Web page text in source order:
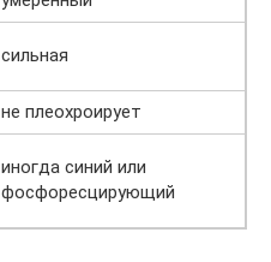
сильная
не плеохроирует
иногда синий или
фосфоресцирующий